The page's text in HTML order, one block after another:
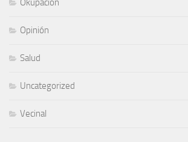
Okupación
Opinión
Salud
Uncategorized
Vecinal